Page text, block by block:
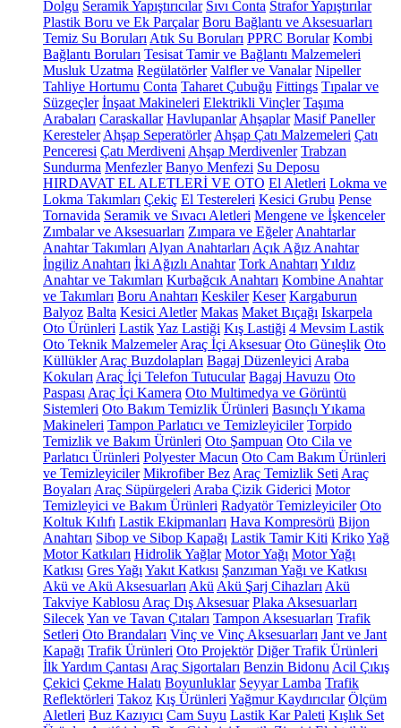
Dolgu Seramik Yapıştırıcılar Sıvı Conta Strafor Yapıştırılar
Plastik Boru ve Ek Parçalar Boru Bağlantı ve Aksesuarları
Temiz Su Boruları Atık Su Boruları PPRC Borular Kombi
Bağlantı Boruları Tesisat Tamir ve Bağlantı Malzemeleri
Musluk Uzatma Regülatörler Valfler ve Vanalar Nipeller
Tahliye Hortumu Conta Taharet Çubuğu Fittings Tıpalar ve
Süzgeçler İnşaat Makineleri Elektrikli Vinçler Taşıma
Arabaları Caraskallar Havlupanlar Ahşaplar Masif Paneller
Keresteler Ahşap Seperatörler Ahşap Çatı Malzemeleri Çatı
Penceresi Çatı Merdiveni Ahşap Merdivenler Trabzan
Sundurma Menfezler Banyo Menfezi Su Deposu
HIRDAVAT EL ALETLERİ VE OTO El Aletleri Lokma ve
Lokma Takımları Çekiç El Testereleri Kesici Grubu Pense
Tornavida Seramik ve Sıvacı Aletleri Mengene ve İşkenceler
Zımbalar ve Aksesuarları Zımpara ve Eğeler Anahtarlar
Anahtar Takımları Alyan Anahtarları Açık Ağız Anahtar
İngiliz Anahtarı İki Ağızlı Anahtar Tork Anahtarı Yıldız
Anahtar ve Takımları Kurbağcık Anahtarı Kombine Anahtar
ve Takımları Boru Anahtarı Keskiler Keser Kargaburun
Balyoz Balta Kesici Aletler Makas Maket Bıçağı Iskarpela
Oto Ürünleri LastikYaz Lastiği Kış Lastiği 4 Mevsim Lastik
Oto Teknik Malzemeler Araç İçi Aksesuar Oto Güneşlik Oto
Küllükler Araç Buzdolapları Bagaj Düzenleyici Araba
Kokuları Araç İçi Telefon Tutucular Bagaj Havuzu Oto
Paspası Araç İçi Kamera Oto Multimedya ve Görüntü
Sistemleri Oto Bakım Temizlik Ürünleri Basınçlı Yıkama
Makineleri Tampon Parlatıcı ve Temizleyiciler Torpido
Temizlik ve Bakım Ürünleri Oto Şampuan Oto Cila ve
Parlatıcı Ürünleri Polyester Macun Oto Cam Bakım Ürünleri
ve Temizleyiciler Mikrofiber Bez Araç Temizlik Seti Araç
Boyaları Araç Süpürgeleri Araba Çizik Giderici Motor
Temizleyici ve Bakım Ürünleri Radyatör Temizleyiciler Oto
Koltuk Kılıfı Lastik Ekipmanları Hava Kompresörü Bijon
Anahtarı Sibop ve Sibop Kapağı Lastik Tamir Kiti KrikoYağ
Motor Katkıları Hidrolik Yağlar Motor Yağı Motor Yağı
Katkısı Gres Yağı Yakıt Katkısı Şanzıman Yağı ve Katkısı
Akü ve Akü Aksesuarları Akü Akü Şarj Cihazları Akü
Takviye Kablosu Araç Dış Aksesuar Plaka Aksesuarları
SilecekYan ve Tavan Çıtaları Tampon Aksesuarları Trafik
Setleri Oto Brandaları Vinç ve Vinç Aksesuarları Jant ve Jant
Kapağı Trafik Ürünleri Oto Projektör Diğer Trafik Ürünleri
İlk Yardım Çantası Araç Sigortaları Benzin Bidonu Acil Çıkış
Çekici Çekme Halatı Boyunluklar Seyyar Lamba Trafik
Reflektörleri Takoz Kış Ürünleri Yağmur Kaydırıcılar Ölçüm
Aletleri Buz Kazıyıcı Cam Suyu Lastik Kar Paleti Kışlık Set